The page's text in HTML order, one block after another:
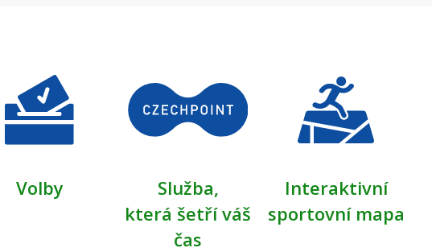
Volby
Služba,
která šetří váš
čas
Interaktivní
sportovní mapa